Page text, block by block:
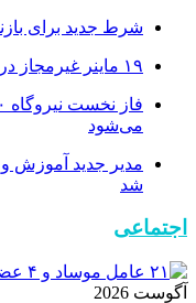
شرط جدید برای
۱۹ ماینر غیرمجاز در مازندران از مدار خارج شد
می‌شود
مدیر جدید آموزش
شد
اجتماعی
آگوست 2026